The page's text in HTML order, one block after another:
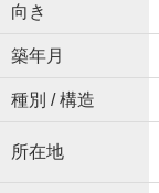
向き
築年月
種別 / 構造
所在地